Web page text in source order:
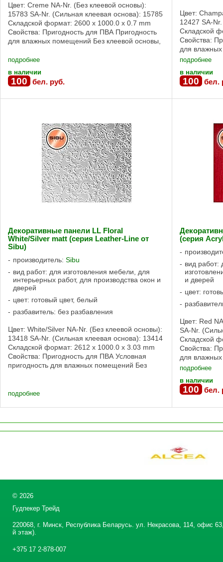
Цвет: Creme NA-Nr. (Без клеевой основы):
15783 SA-Nr. (Сильная клеевая основа): 15785
Складской формат: 2600 x 1000.0 x 0.7 mm
Свойства: Пригодность для ПВА Пригодность
для влажных помещений Без клеевой основы,
подробнее
в наличии
100 бел. руб.
Цвет:
12427 SA-
Складской
Свойства:
для
подробнее
в наличии
100 бел.
Декоративные панели LL Floral
White/Silver matt (серия Leather-Line от
Sibu)
производитель: Sibu
вид работ: для изготовления мебели, для
интерьерных работ, для производства окон и
дверей
цвет: готовый цвет, белый
разбавитель: без разбавления
Цвет: White/Silver NA-Nr. (Без клеевой основы):
13418 SA-Nr. (Сильная клеевая основа): 13414
Складской формат: 2612 x 1000.0 x 3.03 mm
Свойства: Пригодность для ПВА Условная
пригодность для влажных помещений Без
подробнее
(серия
вид работ:
и дверей
цвет:
Цвет: Red
SA-Nr.
Складской
Свойства:
для
Сильная
подробнее
в наличии
100 бел.
© 2026
Гудпекер Трейд
220068, г. Минск, Республика Беларусь. ул. Некрасова, 114, офис
й этаж).
+375 17 2-878-007